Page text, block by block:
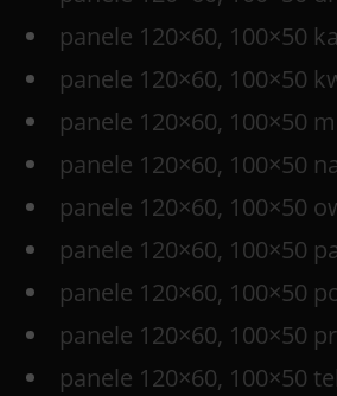
panele 120×60, 100×50
panele 120×60, 100×50
panele 120×60, 100×50
panele 120×60, 100×50
panele 120×60, 100×50
panele 120×60, 100×50
panele 120×60, 100×50
panele 120×60, 100×50
panele 120×60, 100×50